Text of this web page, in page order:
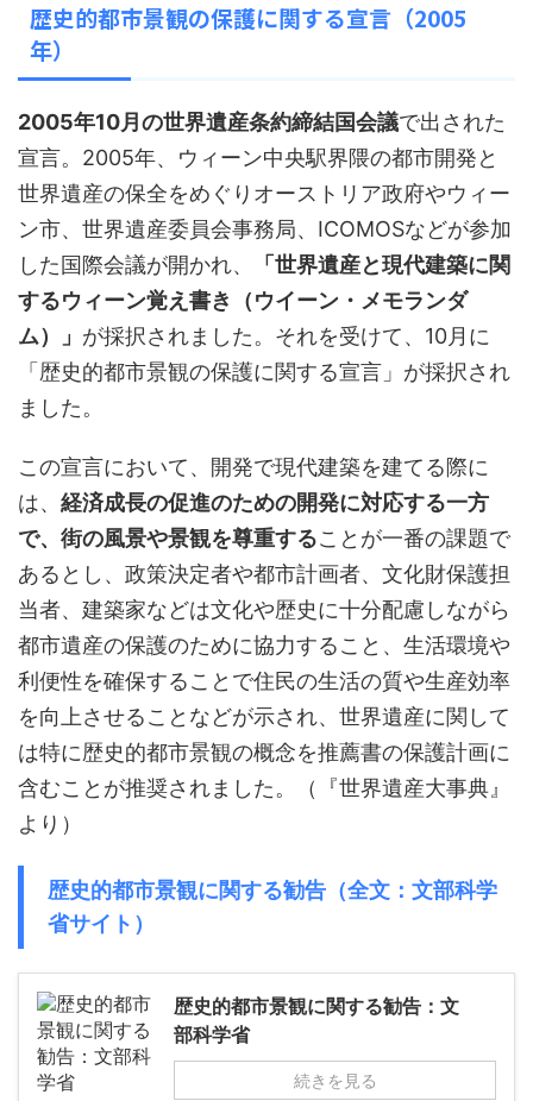
歴史的都市景観の保護に関する宣言（2005
年）
2005年10月の世界遺産条約締結国会議で出された
宣言。2005年、ウィーン中央駅界隈の都市開発と
世界遺産の保全をめぐりオーストリア政府やウィー
ン市、世界遺産委員会事務局、ICOMOSなどが参加
した国際会議が開かれ、
「世界遺産と現代建築に関
するウィーン覚え書き（ウイーン・メモランダ
ム）」 が採択されました。それを受けて、10月に
「歴史的都市景観の保護に関する宣言」が採択され
ました。
この宣言において、開発で現代建築を建てる際に
は、 経済成長の促進のための開発に対応する一方
で、街の風景や景観を尊重することが一番の課題で
あるとし、政策決定者や都市計画者、文化財保護担
当者、建築家などは文化や歴史に十分配慮しながら
都市遺産の保護のために協力すること、生活環境や
利便性を確保することで住民の生活の質や生産効率
を向上させることなどが示され、世界遺産に関して
は特に歴史的都市景観の概念を推薦書の保護計画に
含むことが推奨されました。（『世界遺産大事典』
より）
歴史的都市景観に関する勧告（全文：文部科学
省サイト）
歴史的都市景観に関する勧告：文
部科学省
続きを見る